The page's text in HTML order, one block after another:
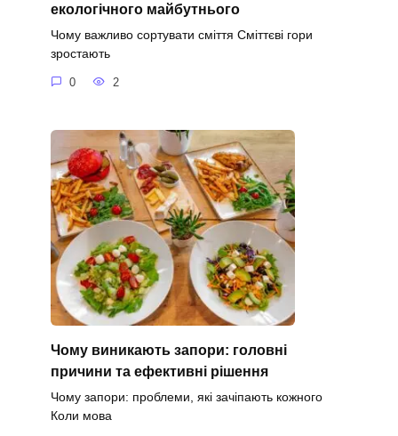
екологічного майбутнього
Чому важливо сортувати сміття Сміттєві гори
зростають
0 2
Чому виникають запори: головні
причини та ефективні рішення
Чому запори: проблеми, які зачіпають кожного
Коли мова